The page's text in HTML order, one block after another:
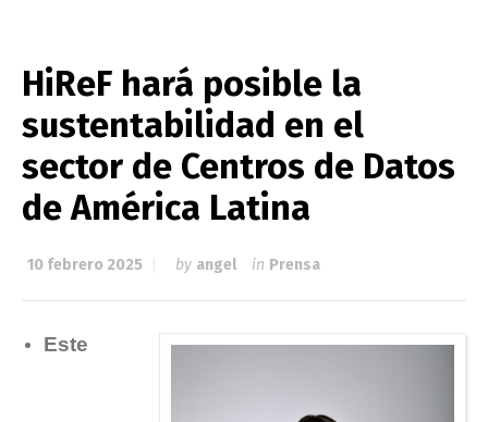
HiReF hará posible la
sustentabilidad en el
sector de Centros de Datos
de América Latina
10 febrero 2025 by angel in Prensa
Este